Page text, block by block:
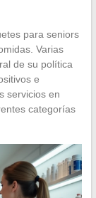
para seniors
Varias
de su política
e
servicios en
categorías